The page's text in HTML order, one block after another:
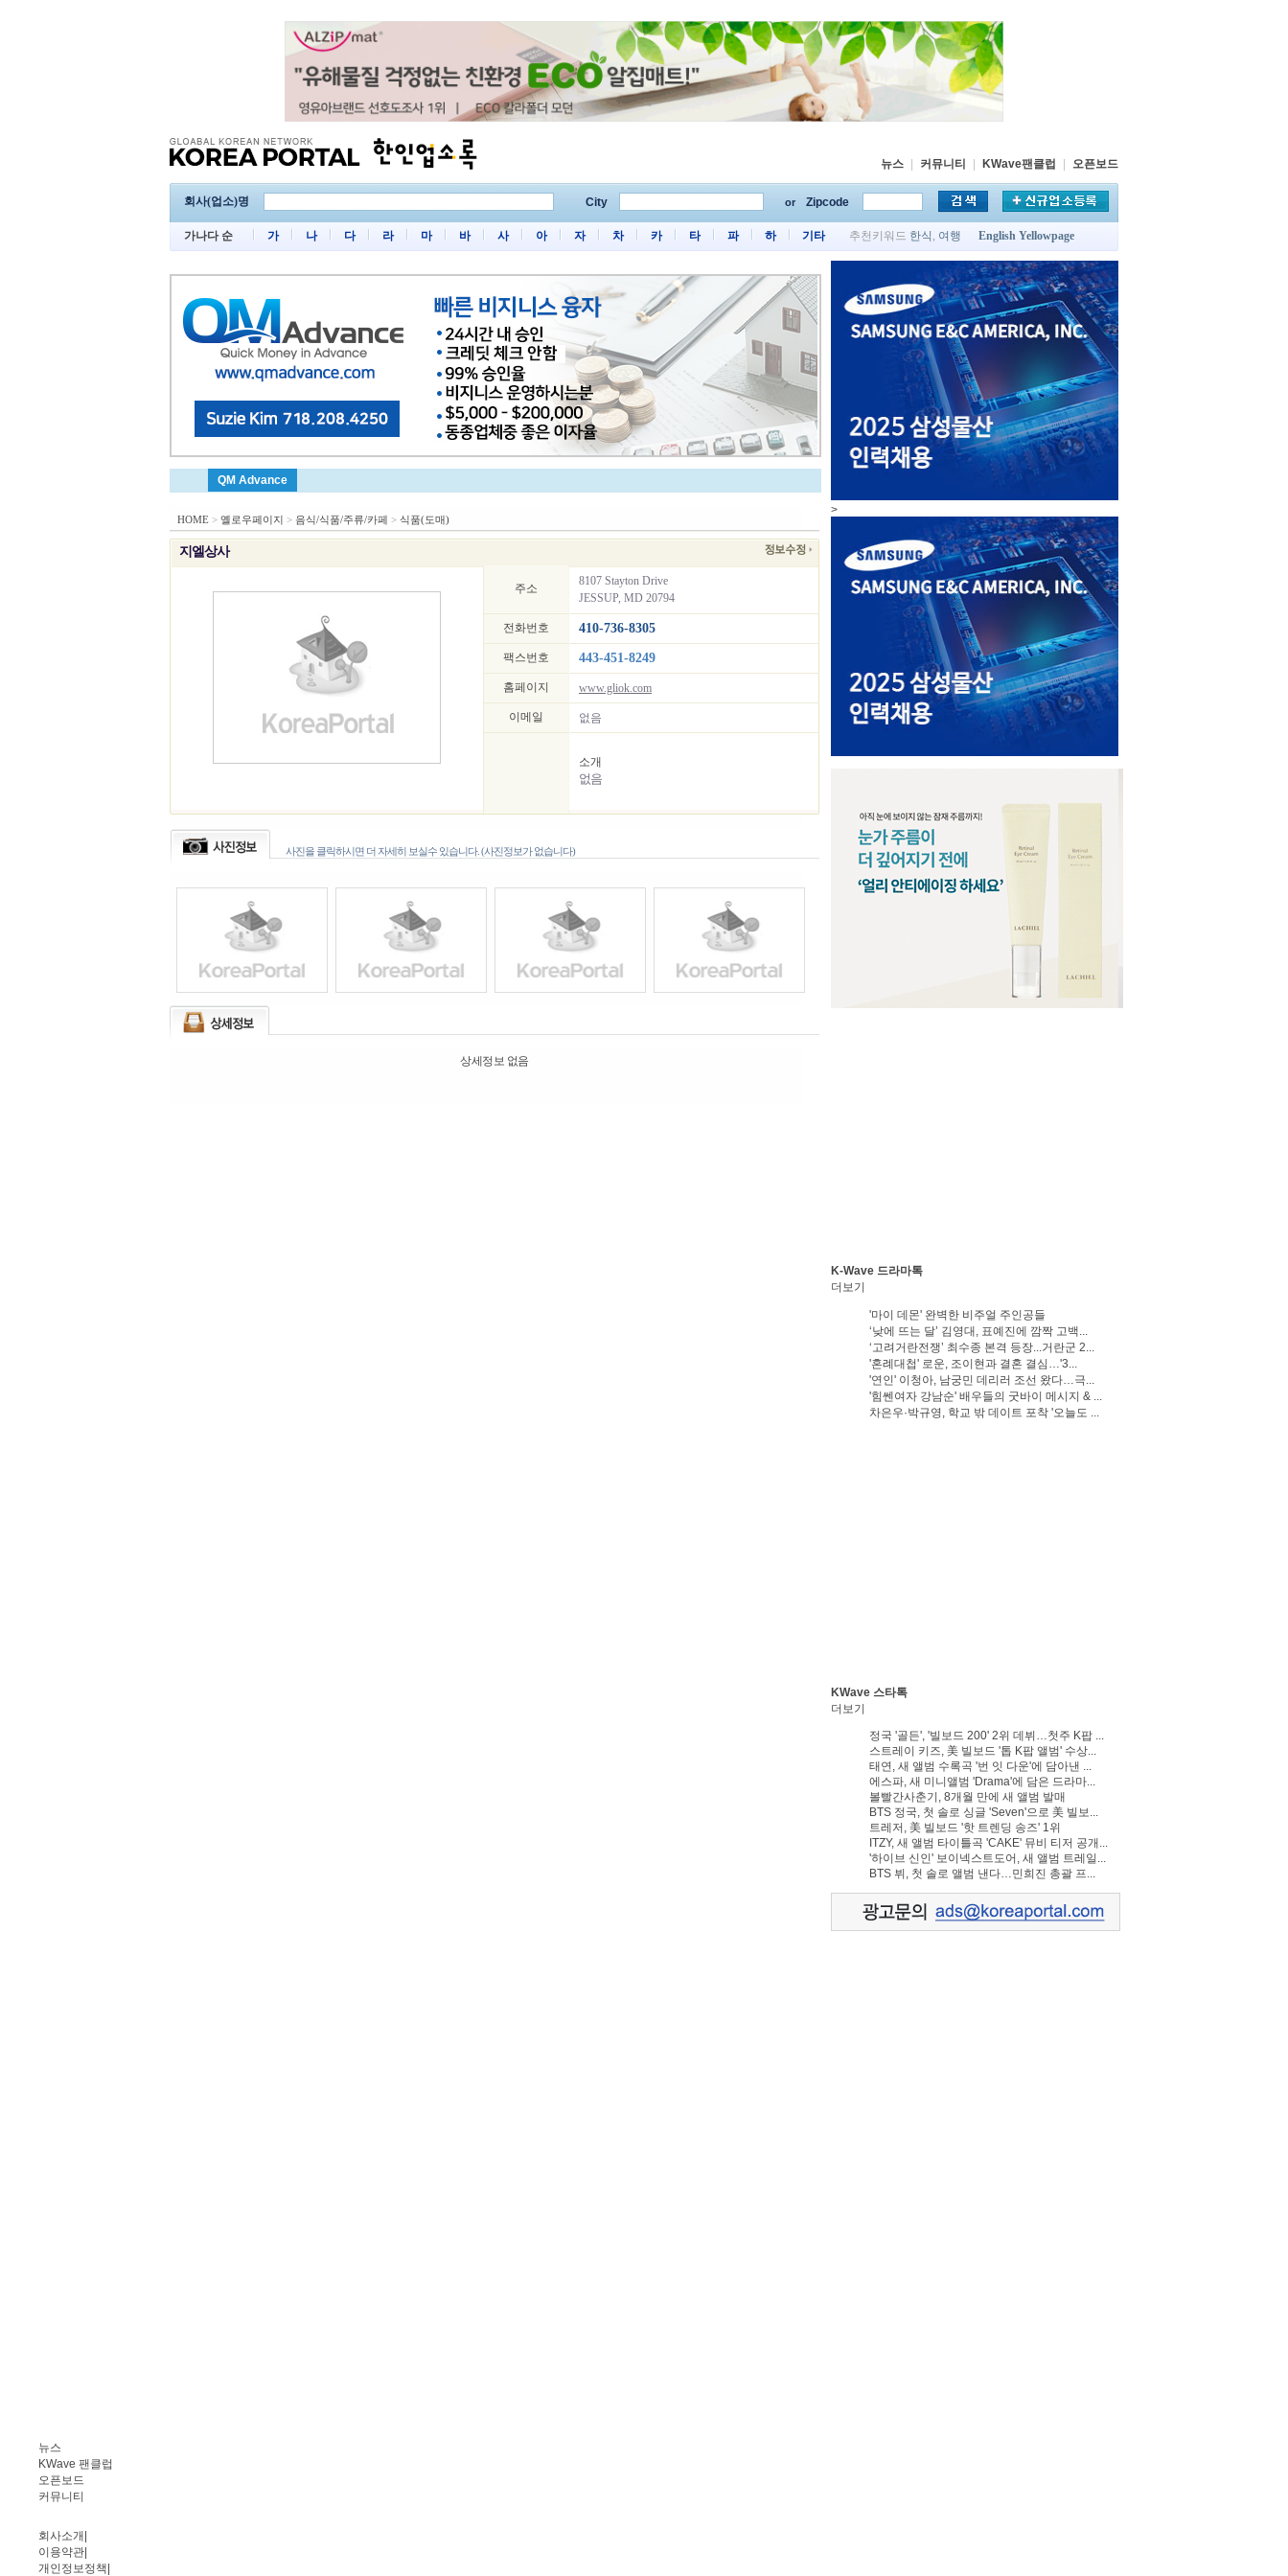
뉴스 커뮤니티 KWave팬클럽 오픈보드
회사(업소)명 City or Zipcode
가나다 순 가 나 다 라 마 바 사 아 자 차 카 타 파 하 기타 추천키워드 한식 , 여행 English Yellowpage
QM Advance
HOME > 옐로우페이지 > 음식/식품/주류/카페 > 식품(도매)
지엘상사
주소
8107 Stayton Drive
JESSUP, MD 20794
전화번호 410-736-8305
팩스번호 443-451-8249
홈페이지 www.gliok.com
이메일 없음
소개
없음
사진을 클릭하시면 더 자세히 보실수 있습니다. (사진정보가 없습니다)
상세정보 없음
>
K-Wave 드라마톡
더보기
'마이 데몬' 완벽한 비주얼 주인공들
‘낮에 뜨는 달’ 김영대, 표예진에 깜짝 고백...
‘고려거란전쟁’ 최수종 본격 등장...거란군 2...
'혼례대첩' 로운, 조이현과 결혼 결심…'3...
'연인' 이청아, 남궁민 데리러 조선 왔다…극...
'힘쎈여자 강남순' 배우들의 굿바이 메시지 & ...
차은우·박규영, 학교 밖 데이트 포착 '오늘도 ...
KWave 스타톡
더보기
정국 '골든', '빌보드 200' 2위 데뷔…첫주 K팝 ...
스트레이 키즈, 美 빌보드 '톱 K팝 앨범' 수상...
태연, 새 앨범 수록곡 '번 잇 다운'에 담아낸 ...
에스파, 새 미니앨범 'Drama'에 담은 드라마...
볼빨간사춘기, 8개월 만에 새 앨범 발매
BTS 정국, 첫 솔로 싱글 'Seven'으로 美 빌보...
트레저, 美 빌보드 '핫 트렌딩 송즈' 1위
ITZY, 새 앨범 타이틀곡 'CAKE' 뮤비 티저 공개...
'하이브 신인' 보이넥스트도어, 새 앨범 트레일...
BTS 뷔, 첫 솔로 앨범 낸다…민희진 총괄 프...
뉴스
KWave 팬클럽
오픈보드
커뮤니티
회사소개
이용약관
개인정보정책